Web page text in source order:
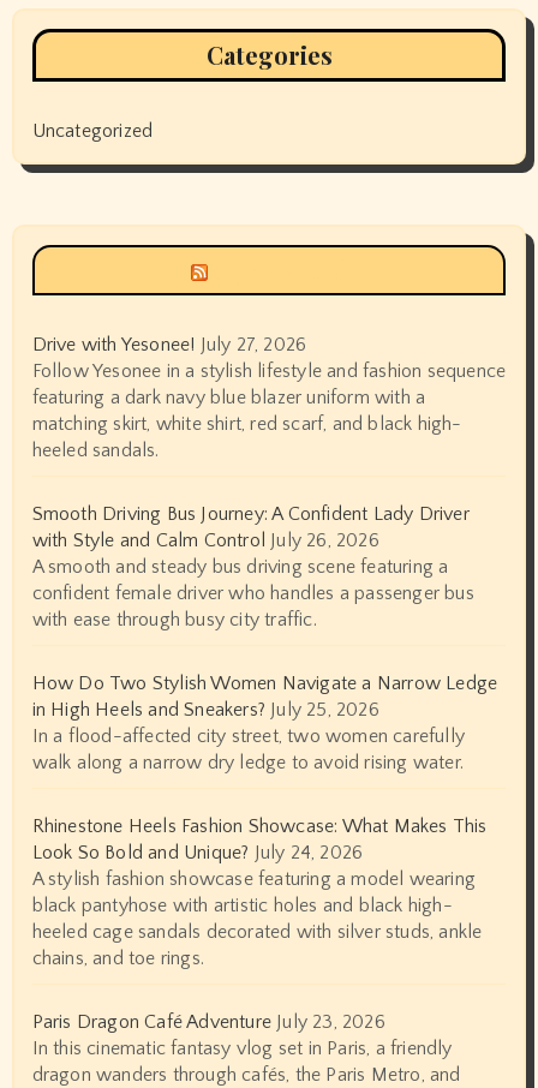
Categories
Uncategorized
Drive with Yesonee! July 27, 2026
Follow Yesonee in a stylish lifestyle and fashion sequence
featuring a dark navy blue blazer uniform with a
matching skirt, white shirt, red scarf, and black high-
heeled sandals.
Smooth Driving Bus Journey: A Confident Lady Driver
with Style and Calm Control July 26, 2026
A smooth and steady bus driving scene featuring a
confident female driver who handles a passenger bus
with ease through busy city traffic.
How Do Two Stylish Women Navigate a Narrow Ledge
in High Heels and Sneakers? July 25, 2026
In a flood-affected city street, two women carefully
walk along a narrow dry ledge to avoid rising water.
Rhinestone Heels Fashion Showcase: What Makes This
Look So Bold and Unique? July 24, 2026
A stylish fashion showcase featuring a model wearing
black pantyhose with artistic holes and black high-
heeled cage sandals decorated with silver studs, ankle
chains, and toe rings.
Paris Dragon Café Adventure July 23, 2026
In this cinematic fantasy vlog set in Paris, a friendly
dragon wanders through cafés, the Paris Metro, and